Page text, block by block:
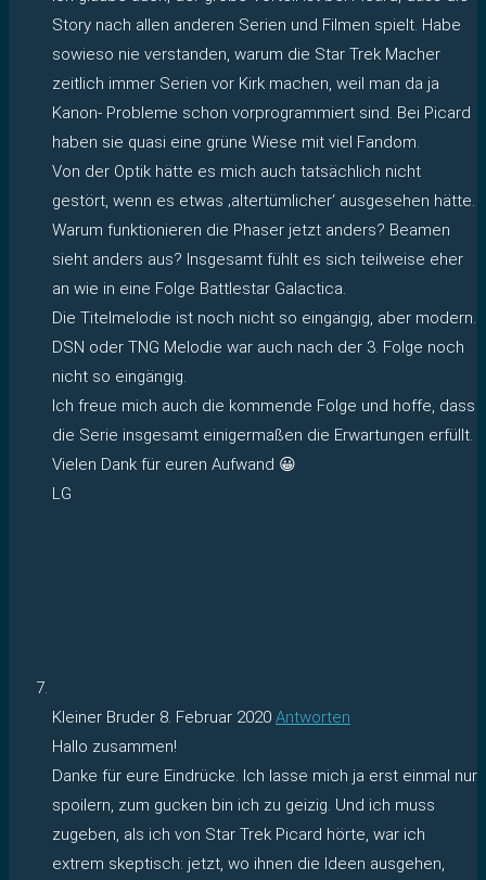
Story nach allen anderen Serien und Filmen spielt. Habe
sowieso nie verstanden, warum die Star Trek Macher
zeitlich immer Serien vor Kirk machen, weil man da ja
Kanon- Probleme schon vorprogrammiert sind. Bei Picard
haben sie quasi eine grüne Wiese mit viel Fandom.
Von der Optik hätte es mich auch tatsächlich nicht
gestört, wenn es etwas ‚altertümlicher‘ ausgesehen hätte.
Warum funktionieren die Phaser jetzt anders? Beamen
sieht anders aus? Insgesamt fühlt es sich teilweise eher
an wie in eine Folge Battlestar Galactica.
Die Titelmelodie ist noch nicht so eingängig, aber modern.
DSN oder TNG Melodie war auch nach der 3. Folge noch
nicht so eingängig.
Ich freue mich auch die kommende Folge und hoffe, dass
die Serie insgesamt einigermaßen die Erwartungen erfüllt.
Vielen Dank für euren Aufwand 😀
LG
Kleiner Bruder 8. Februar 2020 Antworten
Hallo zusammen!
Danke für eure Eindrücke. Ich lasse mich ja erst einmal nur
spoilern, zum gucken bin ich zu geizig. Und ich muss
zugeben, als ich von Star Trek Picard hörte, war ich
extrem skeptisch: jetzt, wo ihnen die Ideen ausgehen,